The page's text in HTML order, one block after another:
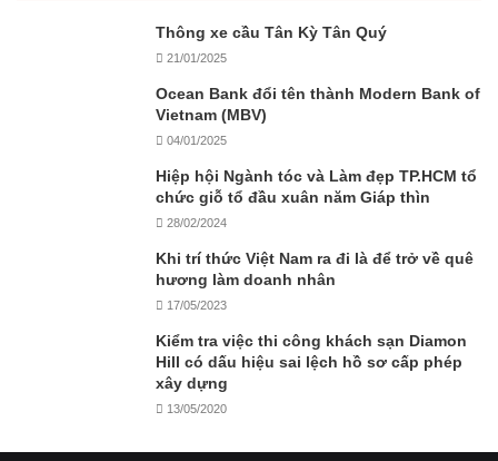
Thông xe cầu Tân Kỳ Tân Quý
21/01/2025
Ocean Bank đổi tên thành Modern Bank of
Vietnam (MBV)
04/01/2025
Hiệp hội Ngành tóc và Làm đẹp TP.HCM tổ
chức giỗ tổ đầu xuân năm Giáp thìn
28/02/2024
Khi trí thức Việt Nam ra đi là để trở về quê
hương làm doanh nhân
17/05/2023
Kiểm tra việc thi công khách sạn Diamon
Hill có dấu hiệu sai lệch hồ sơ cấp phép
xây dựng
13/05/2020